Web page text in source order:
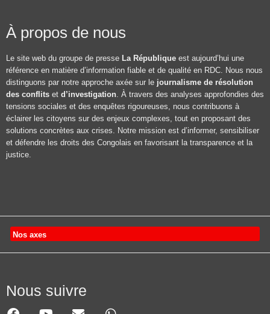
À propos de nous
Le site web du groupe de presse La République est aujourd’hui une
référence en matière d’information fiable et de qualité en RDC. Nous nous
distinguons par notre approche axée sur le journalisme de résolution
des conflits et d’investigation . À travers des analyses approfondies des
tensions sociales et des enquêtes rigoureuses, nous contribuons à
éclairer les citoyens sur des enjeux complexes, tout en proposant des
solutions concrètes aux crises. Notre mission est d’informer, sensibiliser
et défendre les droits des Congolais en favorisant la transparence et la
justice.
Nos axes
Nous suivre